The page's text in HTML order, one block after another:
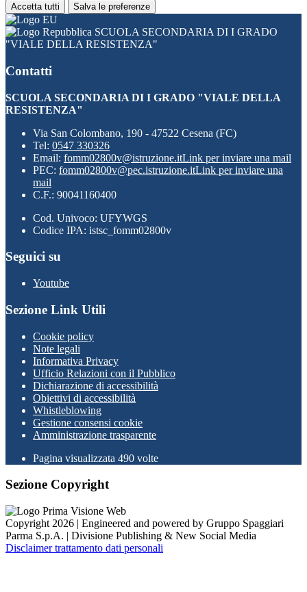
Accetta tutti Salva le preferenze
SCUOLA SECONDARIA DI I GRADO
"VIALE DELLA RESISTENZA"
Contatti
SCUOLA SECONDARIA DI I GRADO "VIALE DELLA
RESISTENZA"
Via San Colombano, 190 - 47522 Cesena (FC)
Tel: 0547 330326
Email: fomm02800v@istruzione.itLink per inviare una mail
PEC: fomm02800v@pec.istruzione.itLink per inviare una
mail
C.F.: 90041160400
Cod. Univoco: UFYWGS
Codice IPA: istsc_fomm02800v
Seguici su
Youtube
Sezione Link Utili
Cookie policy
Note legali
Informativa Privacy
Ufficio Relazioni con il Pubblico
Dichiarazione di accessibilità
Obiettivi di accessibilità
Whistleblowing
Gestione consensi cookie
Amministrazione trasparente
Pagina visualizzata 490 volte
Sezione Copyright
Copyright 2026 | Engineered and powered by Gruppo Spaggiari
Parma S.p.A. | Divisione Publishing & New Social Media
Disclaimer trattamento dati personali